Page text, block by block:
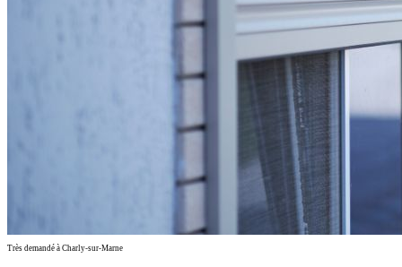
Très demandé à Charly-sur-Marne